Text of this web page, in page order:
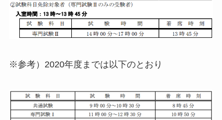
※参考）2020年度までは以下のとおり